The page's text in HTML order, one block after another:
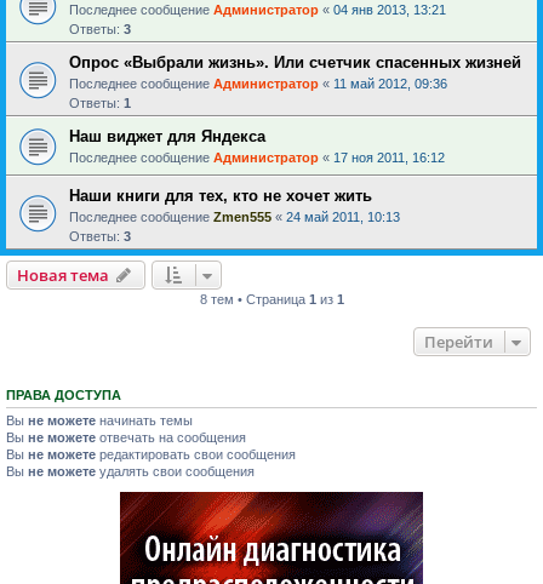
Последнее сообщение Администратор « 04 янв 2013, 13:21
Ответы: 3
Опрос «Выбрали жизнь». Или счетчик спасенных жизней
Последнее сообщение Администратор « 11 май 2012, 09:36
Ответы: 1
Наш виджет для Яндекса
Последнее сообщение Администратор « 17 ноя 2011, 16:12
Наши книги для тех, кто не хочет жить
Последнее сообщение Zmen555 « 24 май 2011, 10:13
Ответы: 3
Новая тема
8 тем • Страница 1 из 1
Перейти
ПРАВА ДОСТУПА
Вы не можете начинать темы
Вы не можете отвечать на сообщения
Вы не можете редактировать свои сообщения
Вы не можете удалять свои сообщения